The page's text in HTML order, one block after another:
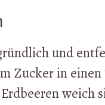
und
Zucker in
weich